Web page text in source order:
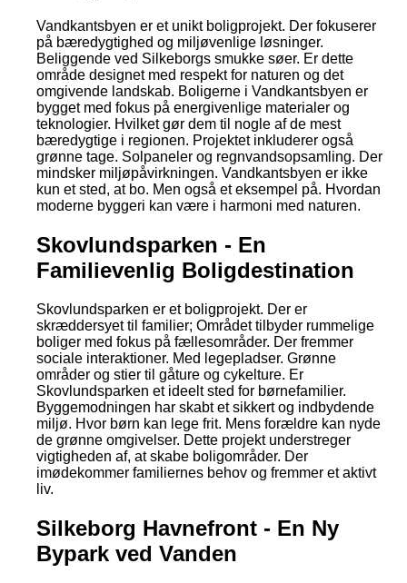
Vandkantsbyen er et unikt boligprojekt. Der fokuserer
på bæredygtighed og miljøvenlige løsninger.
Beliggende ved Silkeborgs smukke søer. Er dette
område designet med respekt for naturen og det
omgivende landskab. Boligerne i Vandkantsbyen er
bygget med fokus på energivenlige materialer og
teknologier. Hvilket gør dem til nogle af de mest
bæredygtige i regionen. Projektet inkluderer også
grønne tage. Solpaneler og regnvandsopsamling. Der
mindsker miljøpåvirkningen. Vandkantsbyen er ikke
kun et sted, at bo. Men også et eksempel på. Hvordan
moderne byggeri kan være i harmoni med naturen.
Skovlundsparken - En
Familievenlig Boligdestination
Skovlundsparken er et boligprojekt. Der er
skræddersyet til familier; Området tilbyder rummelige
boliger med fokus på fællesområder. Der fremmer
sociale interaktioner. Med legepladser. Grønne
områder og stier til gåture og cykelture. Er
Skovlundsparken et ideelt sted for børnefamilier.
Byggemodningen har skabt et sikkert og indbydende
miljø. Hvor børn kan lege frit. Mens forældre kan nyde
de grønne omgivelser. Dette projekt understreger
vigtigheden af, at skabe boligområder. Der
imødekommer familiernes behov og fremmer et aktivt
liv.
Silkeborg Havnefront - En Ny
Bypark ved Vanden